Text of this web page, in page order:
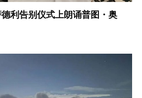
利告别仪式上朗诵普图・奥